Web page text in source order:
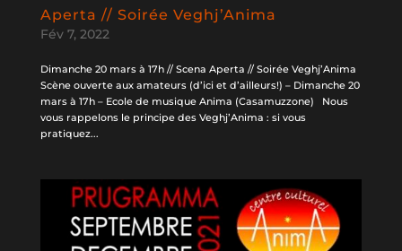
Aperta // Soirée Veghj’Anima
Fév 7, 2022
Dimanche 20 mars à 17h // Scena Aperta // Soirée Veghj’Anima
Scène ouverte aux amateurs (d’ici et d’ailleurs!) – Dimanche 20
mars à 17h – Ecole de musique Anima (Casamuzzone) Nous
vous rappelons le principe des Veghj’Anima : si vous
pratiquez...